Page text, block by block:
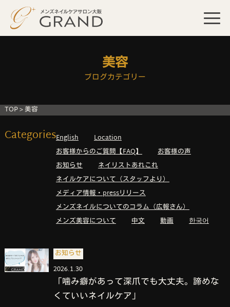
美容
ブログカテゴリー
TOP>美容
CategoriesEnglish
Location
お客様からのご質問【FAQ】
お客様の声
お知らせ
ネイリストあれこれ
ネイルケアについて（スタッフより）
メディア情報・pressリリース
メンズネイルについてのコラム（広報さん）
メンズ美容について
中文 動画 한국어
お知らせ
2026.1.30
「噛み癖があって深爪でも大丈夫。諦めな
くていいネイルケア」